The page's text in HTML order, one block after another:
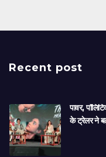
Recent post
पावर,
के ट्रेलर ने